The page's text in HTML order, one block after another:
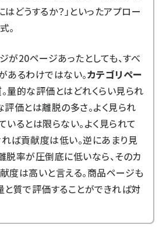
どうするか？」といったアプロー
。
が20ページあったとしても、すべ
あるわけではない。カテゴリペー
。量的な評価とはどれくらい見られ
評価とは離脱の多さ。よく見られ
いるとは限らない。よく見られて
ば貢献度は低い。逆にあまり見
脱率が圧倒底に低いなら、そのカ
度は高いと言える。商品ページも
と質で評価することができれば対